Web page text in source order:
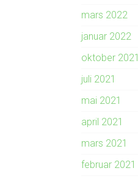
mars 2022
januar 2022
oktober 2021
juli 2021
mai 2021
april 2021
mars 2021
februar 2021